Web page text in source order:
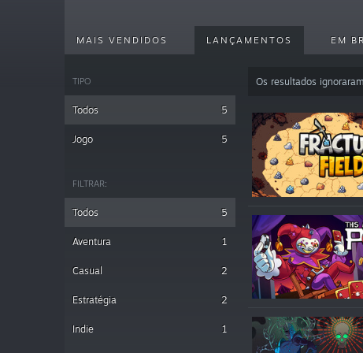
MAIS VENDIDOS LANÇAMENTOS EM
TIPO
Todos 5
Jogo 5
FILTRAR:
Todos 5
Aventura 1
Casual 2
Estratégia 2
Indie 1
Os resultados